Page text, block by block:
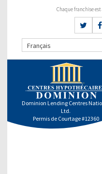
Chaque franchise
Français
Dominion Lending Centres
Ltd.
Permis de Courtage #12360